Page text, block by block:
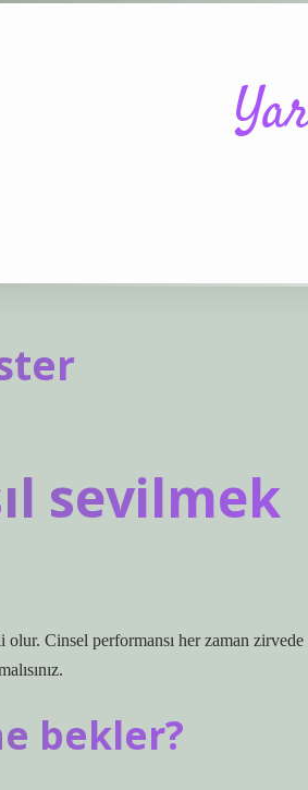
sevilmek
Cinsel performansı her zaman zirvede
bekler?